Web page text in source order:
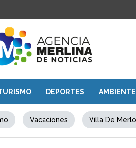
DEPORTES AMBIENTE
Vacaciones Villa De Merlo